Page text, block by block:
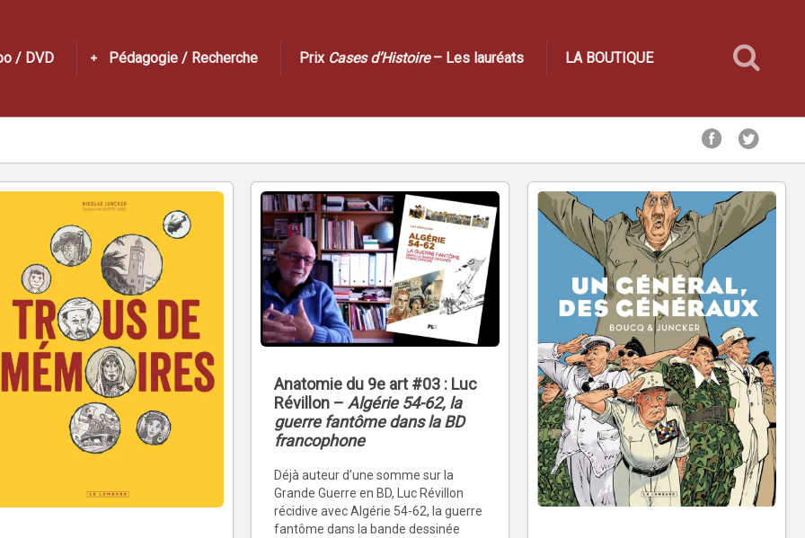
/ DVD Pédagogie / Recherche Prix Cases d’Histoire– Les lauréats LA BOUTIQUE
Anatomie du 9e art #03 : Luc
Révillon – Algérie 54-62, la
guerre fantôme dans la BD
francophone
Déjà auteur d’une somme sur la
Grande Guerre en BD, Luc Révillon
récidive avec Algérie 54-62, la guerre
fantôme dans la bande dessinée